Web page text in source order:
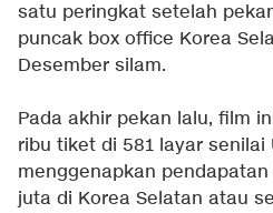
satu peringkat setelah
puncak box office Korea
Desember silam.
Pada akhir pekan lalu, film
ribu tiket di 581 layar senilai
menggenapkan
juta di Korea Selatan atau